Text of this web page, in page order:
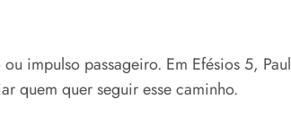
impulso passageiro. Em Efésios 5,
quem quer seguir esse caminho.